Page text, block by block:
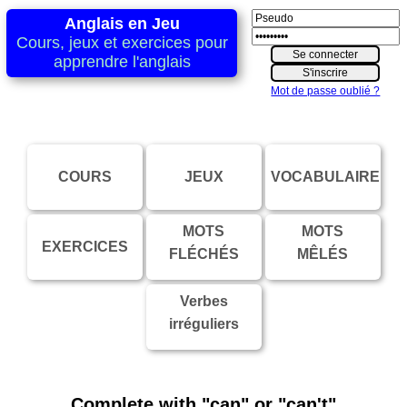
Anglais en Jeu
Cours, jeux et exercices pour
apprendre l'anglais
Mot de passe oublié ?
COURS JEUX VOCABULAIRE
EXERCICES
MOTS
FLÉCHÉS
MOTS
MÊLÉS
Verbes
irréguliers